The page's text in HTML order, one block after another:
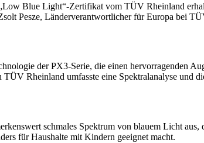
Blue Light“-Zertifikat vom TÜV Rheinland
Pesze, Länderverantwortlicher für Europa bei
der PX3-Serie, die einen hervorragenden
Rheinland umfasste eine Spektralanalyse und
schmales Spektrum von blauem Licht
für Haushalte mit Kindern geeignet macht.